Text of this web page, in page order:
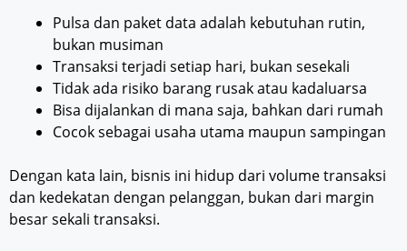
Pulsa dan paket data adalah kebutuhan rutin,
bukan musiman
Transaksi terjadi setiap hari, bukan sesekali
Tidak ada risiko barang rusak atau kadaluarsa
Bisa dijalankan di mana saja, bahkan dari rumah
Cocok sebagai usaha utama maupun sampingan
Dengan kata lain, bisnis ini hidup dari volume transaksi
dan kedekatan dengan pelanggan, bukan dari margin
besar sekali transaksi.